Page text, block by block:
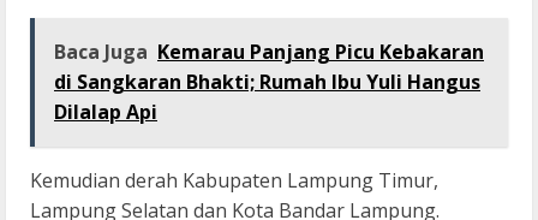
Baca Juga Kemarau Panjang Picu Kebakaran
di Sangkaran Bhakti; Rumah Ibu Yuli Hangus
Dilalap Api
Kemudian derah Kabupaten Lampung Timur,
Lampung Selatan dan Kota Bandar Lampung.